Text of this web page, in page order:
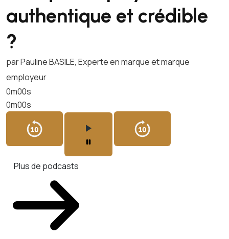
authentique et crédible
?
par Pauline BASILE, Experte en marque et marque
employeur
0m00s
0m00s
Plus de podcasts